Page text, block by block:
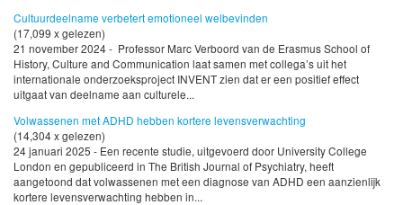
Cultuurdeelname verbetert emotioneel welbevinden
(17,099 x gelezen)
21 november 2024 - Professor Marc Verboord van de Erasmus School of
History, Culture and Communication laat samen met collega’s uit het
internationale onderzoeksproject INVENT zien dat er een positief effect
uitgaat van deelname aan culturele...
Volwassenen met ADHD hebben kortere levensverwachting
(14,304 x gelezen)
24 januari 2025 - Een recente studie, uitgevoerd door University College
London en gepubliceerd in The British Journal of Psychiatry, heeft
aangetoond dat volwassenen met een diagnose van ADHD een aanzienlijk
kortere levensverwachting hebben in...